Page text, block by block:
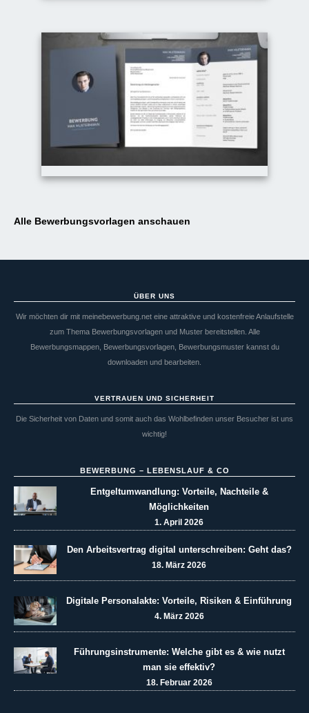
Alle Bewerbungsvorlagen anschauen
ÜBER UNS
Wir möchten dir mit meinebewerbung.net eine attraktive und kostenfreie Anlaufstelle
zum Thema Bewerbungsvorlagen und Muster bereitstellen. Alle
Bewerbungsmappen, Bewerbungsvorlagen, Bewerbungsmuster kannst du
downloaden und bearbeiten.
VERTRAUEN UND SICHERHEIT
Die Sicherheit von Daten und somit auch das Wohlbefinden unser Besucher ist uns
wichtig!
BEWERBUNG – LEBENSLAUF & CO
Entgeltumwandlung: Vorteile, Nachteile &
Möglichkeiten
1. April 2026
Den Arbeitsvertrag digital unterschreiben: Geht das?
18. März 2026
Digitale Personalakte: Vorteile, Risiken & Einführung
4. März 2026
Führungsinstrumente: Welche gibt es & wie nutzt
man sie effektiv?
18. Februar 2026